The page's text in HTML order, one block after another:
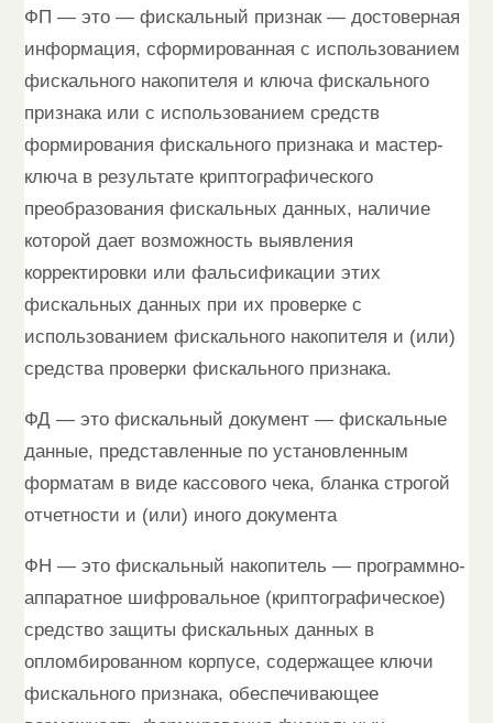
ФП — это — фискальный признак — достоверная
информация, сформированная с использованием
фискального накопителя и ключа фискального
признака или с использованием средств
формирования фискального признака и мастер-
ключа в результате криптографического
преобразования фискальных данных, наличие
которой дает возможность выявления
корректировки или фальсификации этих
фискальных данных при их проверке с
использованием фискального накопителя и (или)
средства проверки фискального признака.
ФД — это фискальный документ — фискальные
данные, представленные по установленным
форматам в виде кассового чека, бланка строгой
отчетности и (или) иного документа
ФН — это фискальный накопитель — программно-
аппаратное шифровальное (криптографическое)
средство защиты фискальных данных в
опломбированном корпусе, содержащее ключи
фискального признака, обеспечивающее